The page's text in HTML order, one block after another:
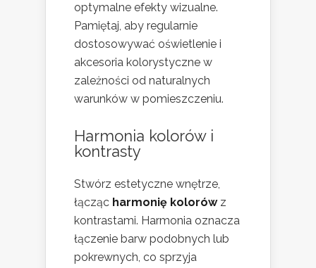
optymalne efekty wizualne.
Pamiętaj, aby regularnie
dostosowywać oświetlenie i
akcesoria kolorystyczne w
zależności od naturalnych
warunków w pomieszczeniu.
Harmonia kolorów i
kontrasty
Stwórz estetyczne wnętrze,
łącząc harmonię kolorówz
kontrastami. Harmonia oznacza
łączenie barw podobnych lub
pokrewnych, co sprzyja